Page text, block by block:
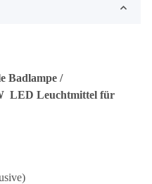
Badlampe /
LED Leuchtmittel für